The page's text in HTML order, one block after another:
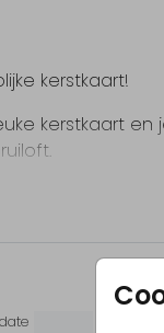
kerstkaart!
kerstkaart en
die door ons